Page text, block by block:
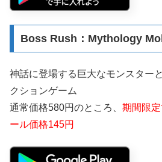
Boss Rush：Mythology
神話に登場する巨大なモンスター
クションゲーム
通常価格580円のところ、 期間限
ール価格145円